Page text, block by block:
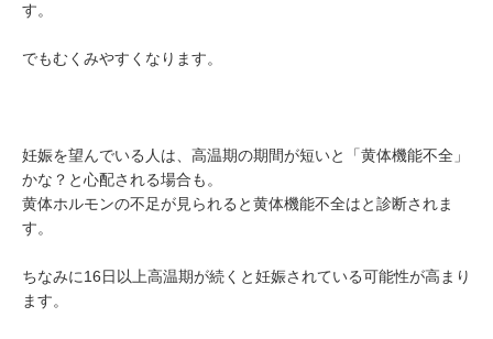
す。
でもむくみやすくなります。
妊娠を望んでいる人は、高温期の期間が短いと「黄体機能不全」
かな？と心配される場合も。
黄体ホルモンの不足が見られると黄体機能不全はと診断されま
す。
ちなみに16日以上高温期が続くと妊娠されている可能性が高まり
ます。